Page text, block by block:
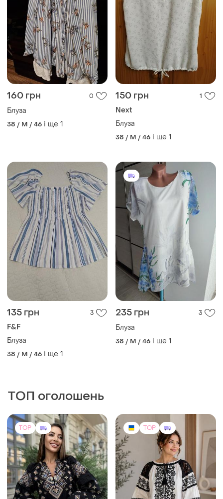
160 грн 0
Блуза
38 / M / 46 і ще 1
150 грн
Next
Блуза
38 / M / 46 і ще 1
135 грн 3
38 / M / 46
235 грн
Блуза
38 / M / 46 і ще 1
ТОП оголошень